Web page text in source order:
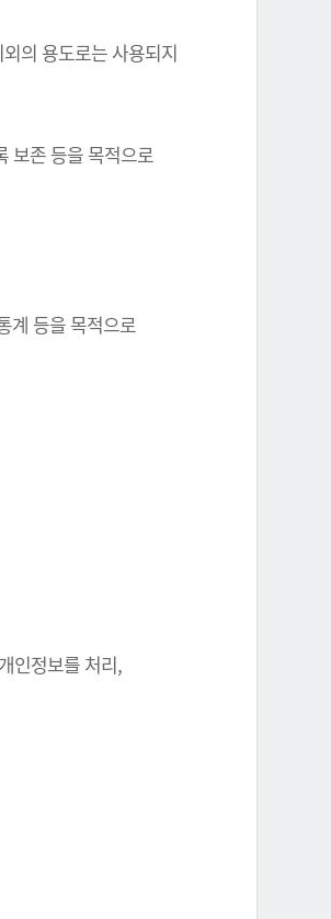
의 용도로는 사용되지
보존 등을 목적으로
계 등을 목적으로
인정보를 처리,